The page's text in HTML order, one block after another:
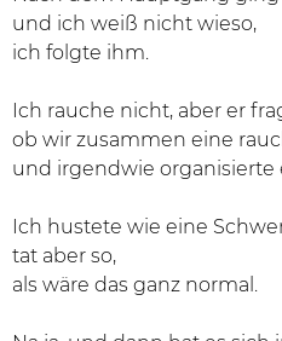
und ich weiß nicht wieso,
ich folgte ihm.
Ich rauche nicht, aber er
ob wir zusammen eine
und irgendwie organisierte
Ich hustete wie eine
tat aber so,
als wäre das ganz normal.